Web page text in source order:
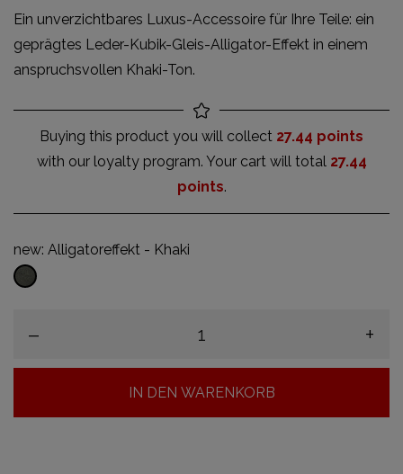
Ein unverzichtbares Luxus-Accessoire für Ihre Teile: ein
geprägtes Leder-Kubik-Gleis-Alligator-Effekt in einem
anspruchsvollen Khaki-Ton.
Buying this product you will collect 27.44 points
with our loyalty program. Your cart will total 27.44
points.
new: Alligatoreffekt - Khaki
Alligatoreffekt
– +
IN DEN WARENKORB